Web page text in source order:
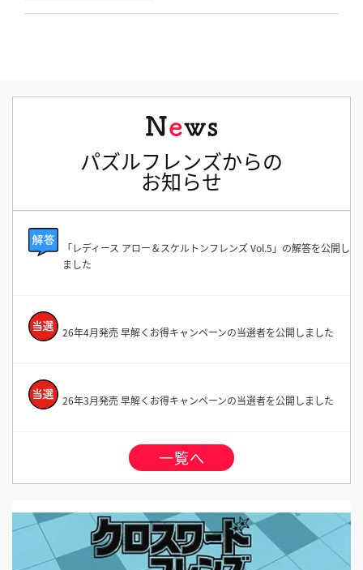
パズルフレンズからの
お知らせ
「レディース アロー＆スケルトンフレンズ Vol.5」の解答を公開し
ました
26年4月発売 早解くお得キャンペーンの当選者を公開しました
26年3月発売 早解くお得キャンペーンの当選者を公開しました
一覧へ